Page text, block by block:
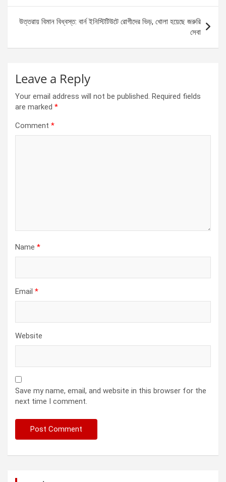
o
k
er p
p
উত্তরায় বিমান বিধ্বস্ত: বার্ন ইনিস্টিটিউটে রোগীদের ভিড়, খোলা হয়েছে জরুরি
সেবা
Leave a Reply
Your email address will not be published. Required fields
are marked *
Comment *
Name *
Email *
Website
Save my name, email, and website in this browser for the
next time I comment.